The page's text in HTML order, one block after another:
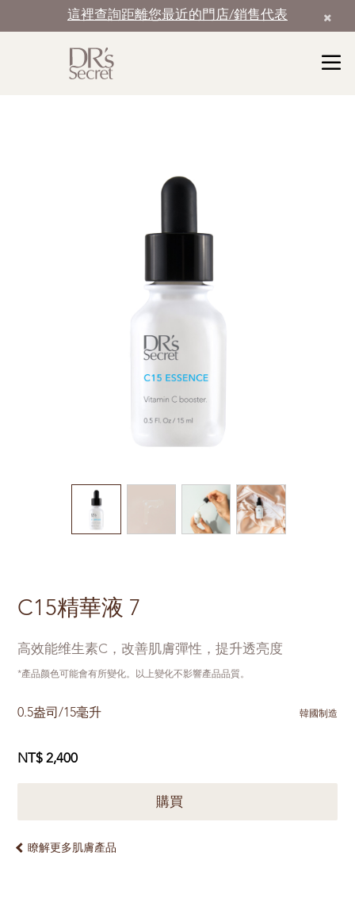
這裡查詢距離您最近的門店/銷售代表
C15精華液 7
高效能维生素C，改善肌膚彈性，提升透亮度
*產品颜色可能會有所變化。以上變化不影響產品品質。
0.5盎司/15毫升 韓國制造
NT$ 2,400
購買
瞭解更多肌膚產品